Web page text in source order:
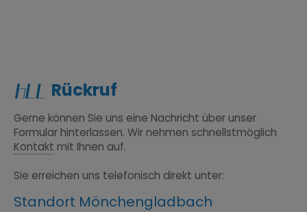
Rückruf
Gerne können Sie uns eine Nachricht über unser
Formular hinterlassen. Wir nehmen schnellstmöglich
Kontakt mit Ihnen auf.
Sie erreichen uns telefonisch direkt unter:
Standort Mönchengladbach